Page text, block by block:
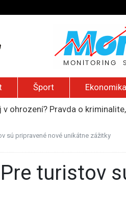
Šport Ekonomika
v ohrození? Pravda o
miliónov eur na pomoc
sú pripravené nové unikátne zážitky